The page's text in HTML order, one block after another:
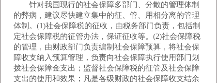
针对我国现行的社会保障多部门、分散的管理体制
的弊病，建议尽快建立集中的征、管、用相分离的管理
体制。(1)社会保障税的征收，由税务部门负责，包括制
定社会保障税的征管办法，保证征收等。(2)社会保障税
的管理，由财政部门负责编制社会保障预算，将社会保
障收支纳入预算管理，负责向社会保障执行使用部门划
拨社会保障金支出；监督社会保障税的征管及社会保障
支出的使用和效果；凡是各级财政的社会保障收支结余